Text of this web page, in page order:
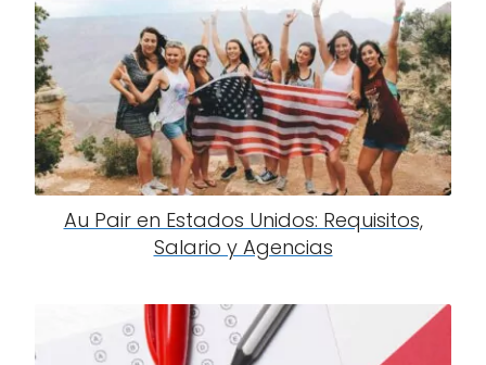
Au Pair en Estados Unidos: Requisitos,
Salario y Agencias